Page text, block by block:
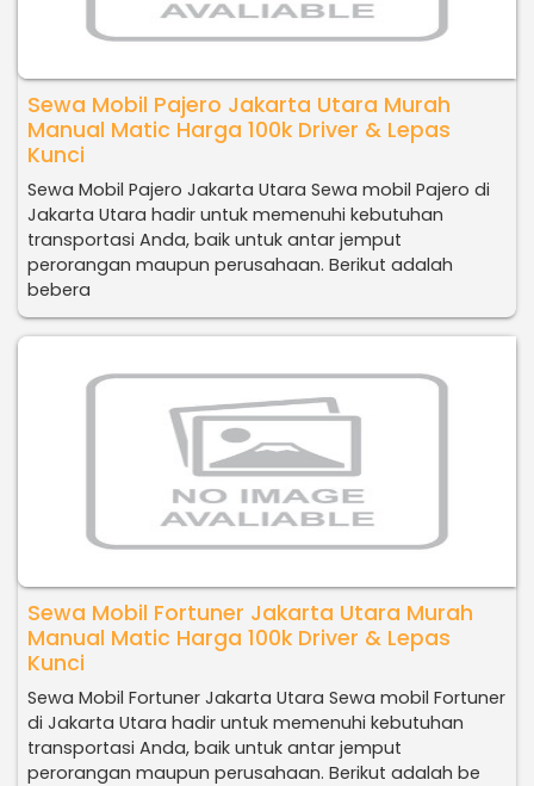
Sewa Mobil Pajero Jakarta Utara Murah
Manual Matic Harga 100k Driver & Lepas
Kunci
Sewa Mobil Pajero Jakarta Utara Sewa mobil Pajero di
Jakarta Utara hadir untuk memenuhi kebutuhan
transportasi Anda, baik untuk antar jemput
perorangan maupun perusahaan. Berikut adalah
bebera
Sewa Mobil Fortuner Jakarta Utara Murah
Manual Matic Harga 100k Driver & Lepas
Kunci
Sewa Mobil Fortuner Jakarta Utara Sewa mobil Fortuner
di Jakarta Utara hadir untuk memenuhi kebutuhan
transportasi Anda, baik untuk antar jemput
perorangan maupun perusahaan. Berikut adalah be